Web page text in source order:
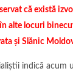
că există
alte locuri
și Slănic
indică acum